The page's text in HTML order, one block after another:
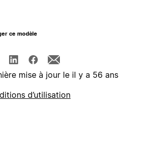
ce modèle
mise à jour le il y a 56 ans
d’utilisation